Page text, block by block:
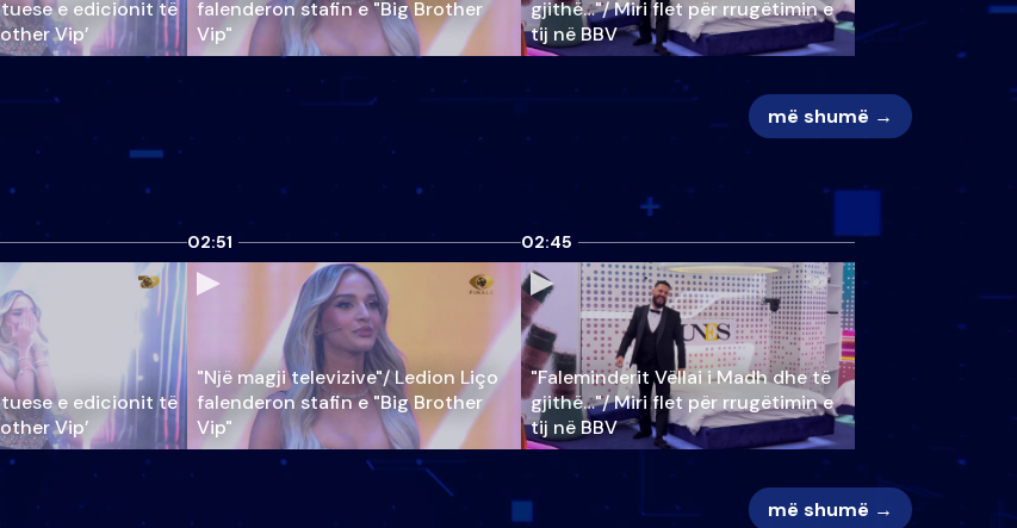
e edicionit të
Vip’
falenderon stafin e "Big Brother
Vip"
gjithë…"/ Miri flet për rrugëtimin e
tij në BBV
më shumë →
e edicionit të
Vip’
02:51
"Një magji televizive"/ Ledion Liço
falenderon stafin e "Big Brother
Vip"
02:45
"Faleminderit Vëllai i Madh dhe të
gjithë…"/ Miri flet për rrugëtimin e
tij në BBV
më shumë →